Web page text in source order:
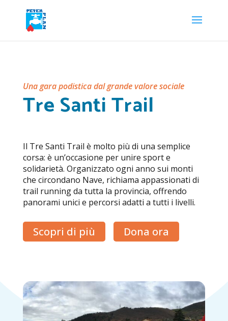
Una gara podistica dal grande valore sociale
Tre Santi Trail
Il Tre Santi Trail è molto più di una semplice
corsa: è un’occasione per unire sport e
solidarietà. Organizzato ogni anno sui monti
che circondano Nave, richiama appassionati di
trail running da tutta la provincia, offrendo
panorami unici e percorsi adatti a tutti i livelli.
Scopri di più Dona ora